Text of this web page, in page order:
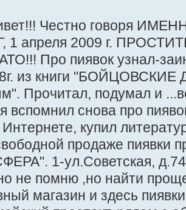
Честно говоря
1 апреля 2009 г.
Про пиявок узнал-
из книги
Прочитал, подумал и
вспомнил снова про
купил
продаже пиявки
1-ул.Советская,
не помню ,но найти
магазин и здесь